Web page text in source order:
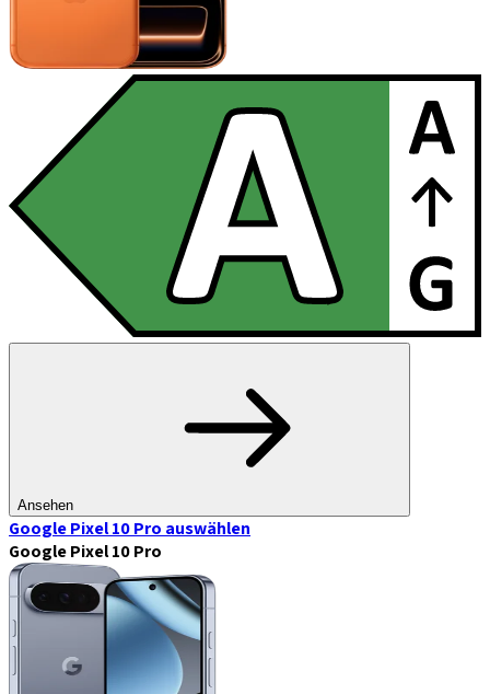
Ansehen
Google Pixel 10 Pro auswählen
Google Pixel 10 Pro